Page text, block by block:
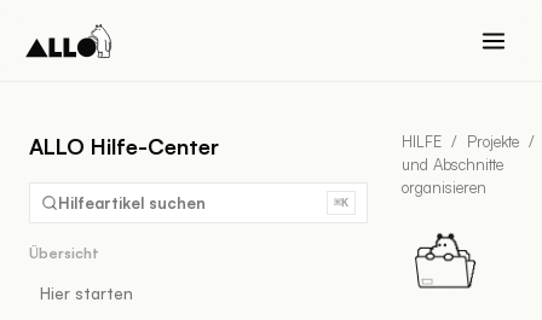
ALLO Hilfe-Center
Hilfeartikel suchen ⌘K
Übersicht
Hier starten
HILFE / Projekte /
und Abschnitte
organisieren